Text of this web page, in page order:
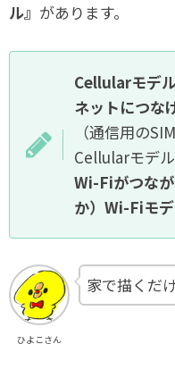
ル』 があります。
Cellularモデ
ネットにつな
（通信用の
Cellularモデ
Wi-Fiがつな
か）Wi-Fiモデ
ひよこさん
家で描くだ